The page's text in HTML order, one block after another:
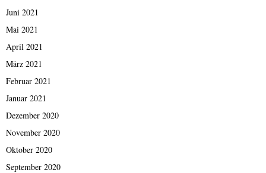
Juni 2021
Mai 2021
April 2021
März 2021
Februar 2021
Januar 2021
Dezember 2020
November 2020
Oktober 2020
September 2020